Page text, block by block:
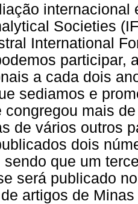
internacional
Societies
International
participar,
a cada dois
sediamos e
congregou mais
de vários outros
dois
sendo que um
será publicado
artigos de